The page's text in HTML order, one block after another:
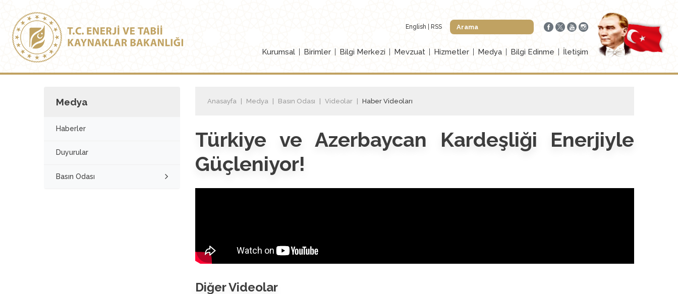
English RSS
Kurumsal Birimler Bilgi Merkezi Mevzuat Hizmetler Medya Bilgi Edinme İletişim
Medya
Haberler
Duyurular
Basın Odası
Anasayfa Medya Basın Odası Videolar Haber Videoları
Türkiye ve Azerbaycan Kardeşliği Enerjiyle
Güçleniyor!
Diğer Videolar